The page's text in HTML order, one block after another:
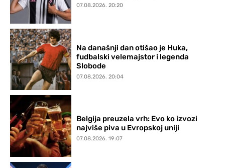
07.08.2026. 20:20
Na današnji dan otišao je Huka,
fudbalski velemajstor i legenda
Slobode
07.08.2026. 20:04
Belgija preuzela vrh: Evo ko izvozi
najviše piva u Evropskoj uniji
07.08.2026. 19:07